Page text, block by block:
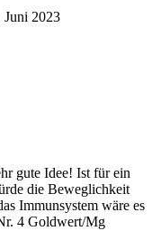
Juni 2023
gute Idee! Ist für ein
die Beweglichkeit
Immunsystem wäre es
4 Goldwert/Mg